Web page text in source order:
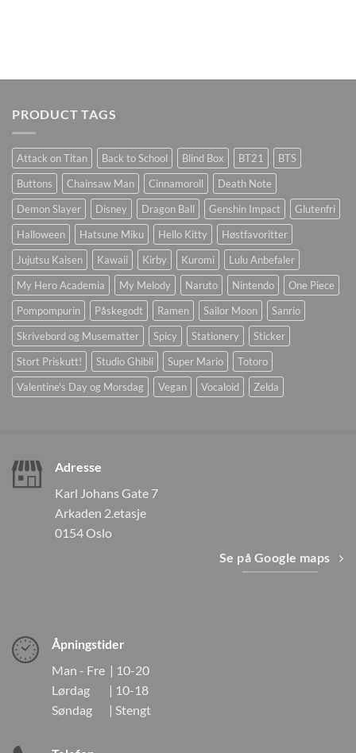
PRODUCT TAGS
Attack on Titan Back to School Blind Box BT21
BTS
Buttons
Chainsaw Man Cinnamoroll
Death Note
Demon Slayer
Disney Dragon Ball Genshin Impact
Glutenfri
Halloween
Hatsune Miku Hello Kitty
Høstfavoritter
Jujutsu Kaisen
Kawaii Kirby Kuromi
Lulu Anbefaler
My Hero Academia
My Melody Naruto Nintendo
One Piece
Pompompurin
Påskegodt Ramen Sailor Moon
Sanrio
Skrivebord og Musematter
Spicy Stationery
Sticker
Stort Priskutt!
Studio Ghibli Super Mario
Totoro
Valentine's Day og Morsdag
Vegan Vocaloid Zelda
Adresse
Karl Johans Gate 7
Arkaden 2.etasje
0154 Oslo
Se på Google maps
Åpningstider
Man - Fre | 10-20
Lørdag | 10-18
Søndag | Stengt